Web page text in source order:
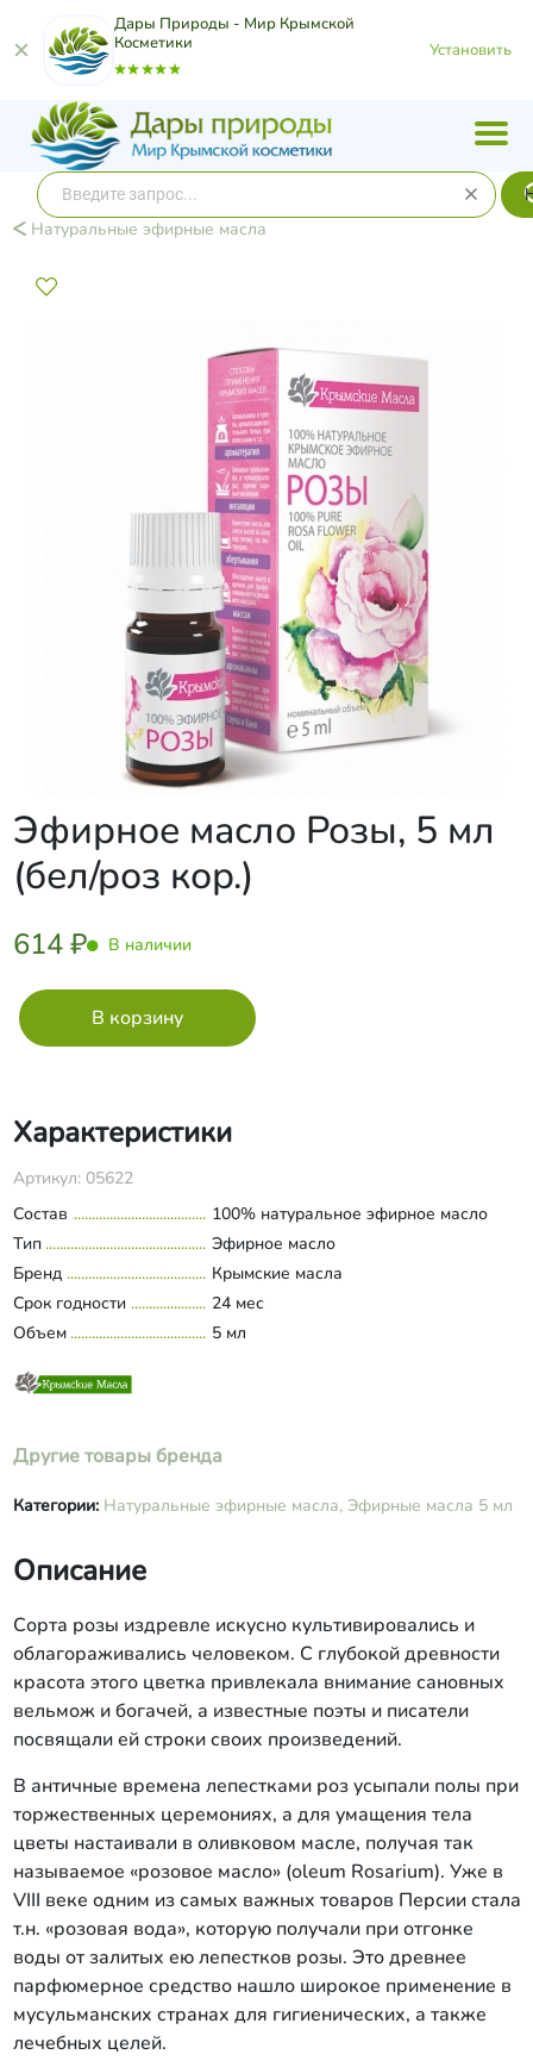
Дары Природы - Мир Крымской
Косметики
Установить
Натуральные эфирные масла
Эфирное масло Розы, 5 мл
(бел/роз кор.)
614 ₽ В наличии
Характеристики
Артикул: 05622
Состав
100% натуральное эфирное масло
Тип
Эфирное масло
Бренд
Крымские масла
Срок годности
24 мес
Объем
5 мл
Другие товары бренда
Категории: Натуральные эфирные масла, Эфирные масла 5 мл
Описание
Сорта розы издревле искусно культивировались и
облагораживались человеком. С глубокой древности
красота этого цветка привлекала внимание сановных
вельмож и богачей, а известные поэты и писатели
посвящали ей строки своих произведений.
В античные времена лепестками роз усыпали полы при
торжественных церемониях, а для умащения тела
цветы настаивали в оливковом масле, получая так
называемое «розовое масло» (oleum Rosarium). Уже в
VIII веке одним из самых важных товаров Персии стала
т.н. «розовая вода», которую получали при отгонке
воды от залитых ею лепестков розы. Это древнее
парфюмерное средство нашло широкое применение в
мусульманских странах для гигиенических, а также
лечебных целей.